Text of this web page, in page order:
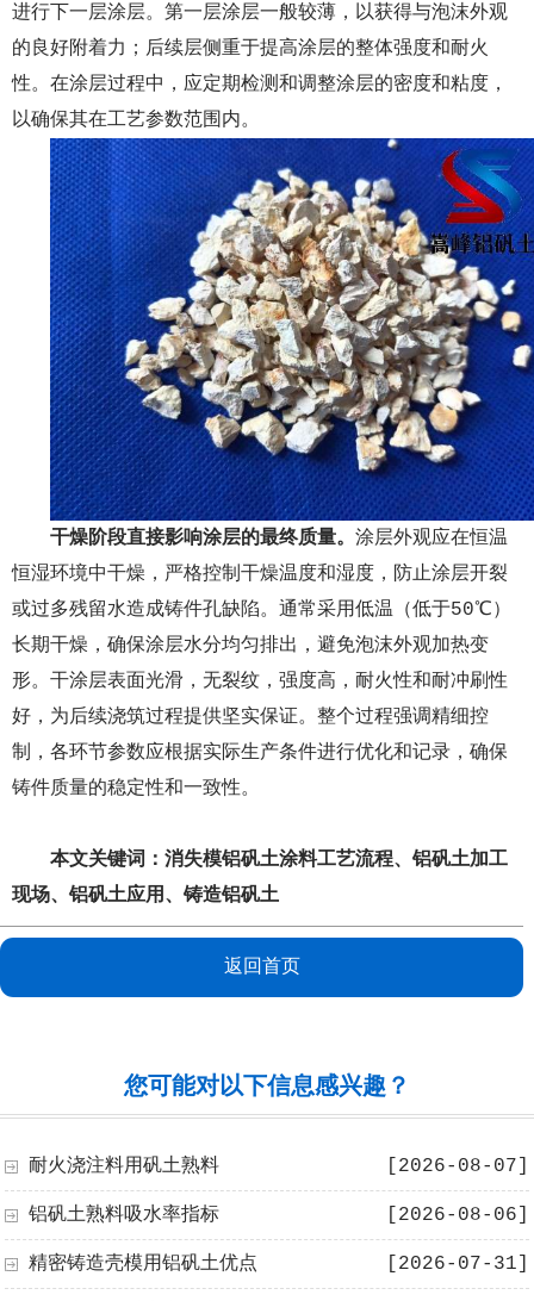
进行下一层涂层。第一层涂层一般较薄，以获得与泡沫外观
的良好附着力；后续层侧重于提高涂层的整体强度和耐火
性。在涂层过程中，应定期检测和调整涂层的密度和粘度，
以确保其在工艺参数范围内。
干燥阶段直接影响涂层的最终质量。 涂层外观应在恒温
恒湿环境中干燥，严格控制干燥温度和湿度，防止涂层开裂
或过多残留水造成铸件孔缺陷。通常采用低温（低于50℃）
长期干燥，确保涂层水分均匀排出，避免泡沫外观加热变
形。干涂层表面光滑，无裂纹，强度高，耐火性和耐冲刷性
好，为后续浇筑过程提供坚实保证。整个过程强调精细控
制，各环节参数应根据实际生产条件进行优化和记录，确保
铸件质量的稳定性和一致性。
本文关键词： 消失模铝矾土涂料工艺流程、 铝矾土加工
现场、 铝矾土应用、 铸造铝矾土
返回首页
您可能对以下信息感兴趣？
[2026-08-07]
耐火浇注料用矾土熟料
[2026-08-06]
铝矾土熟料吸水率指标
[2026-07-31]
精密铸造壳模用铝矾土优点